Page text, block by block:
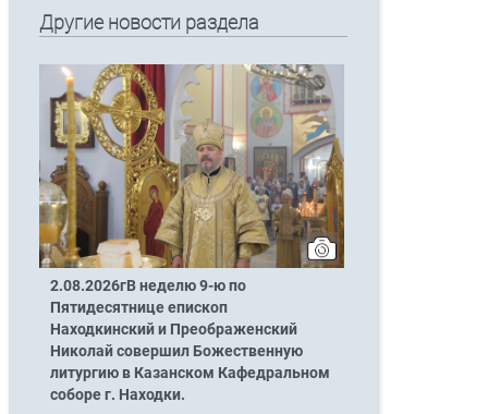
Другие новости раздела
2.08.2026гВ неделю 9-ю по
Пятидесятнице епископ
Находкинский и Преображенский
Николай совершил Божественную
литургию в Казанском Кафедральном
соборе г. Находки.